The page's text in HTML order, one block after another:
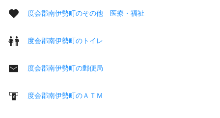
度会郡南伊勢町のその他 医療・福祉
度会郡南伊勢町のトイレ
度会郡南伊勢町の郵便局
度会郡南伊勢町のＡＴＭ